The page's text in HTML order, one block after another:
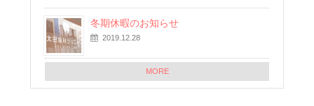
冬期休暇のお知らせ
2019.12.28
MORE